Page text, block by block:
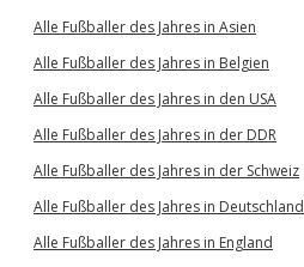
Alle Fußballer des Jahres in Asien
Alle Fußballer des Jahres in Belgien
Alle Fußballer des Jahres in den USA
Alle Fußballer des Jahres in der DDR
Alle Fußballer des Jahres in der Schweiz
Alle Fußballer des Jahres in Deutschland
Alle Fußballer des Jahres in England